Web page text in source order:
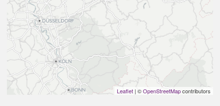
Leaflet | ©OpenStreetMapcontributors